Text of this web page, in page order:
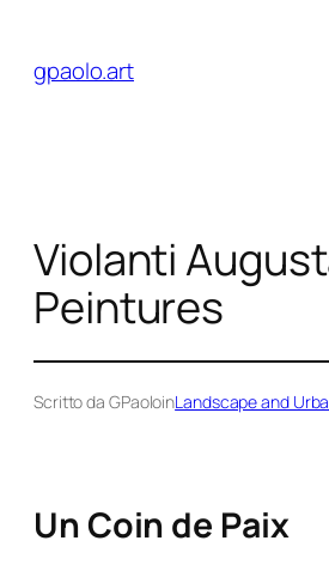
contenu
gpaolo.art
Violanti
Peintures
Scritto da GPaoloinLandscape and
Un Coin de Paix